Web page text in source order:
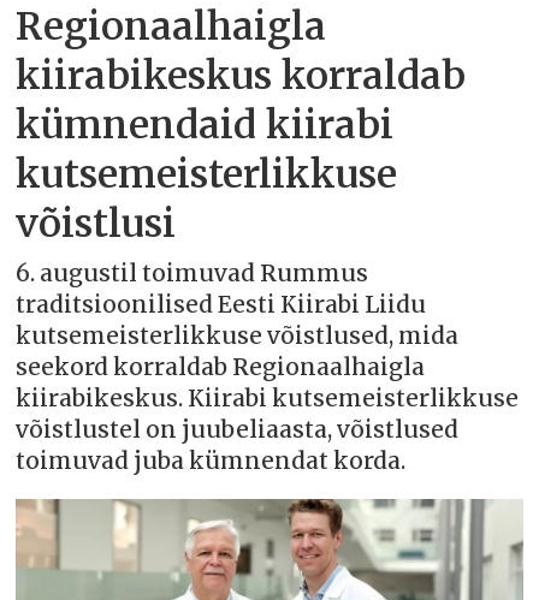
Regionaalhaigla
kiirabikeskus korraldab
kümnendaid kiirabi
kutsemeisterlikkuse
võistlusi
6. augustil toimuvad Rummus
traditsioonilised Eesti Kiirabi Liidu
kutsemeisterlikkuse võistlused, mida
seekord korraldab Regionaalhaigla
kiirabikeskus. Kiirabi kutsemeisterlikkuse
võistlustel on juubeliaasta, võistlused
toimuvad juba kümnendat korda.